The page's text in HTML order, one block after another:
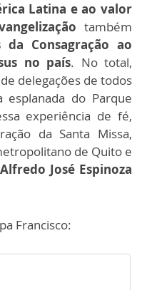
Latina e ao valor
também
da Consagração ao
no país. No total,
delegações de todos
do Parque
experiência de fé,
da Santa Missa,
de Quito e
José Espinoza
Francisco: